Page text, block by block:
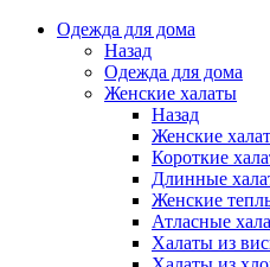
Одежда для дома
Назад
Одежда для дома
Женские халаты
Назад
Женские
Короткие
Длинные
Женские
Атласные
Халаты из